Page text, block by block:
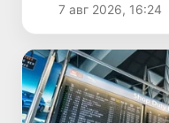
7 авг 2026, 16:24